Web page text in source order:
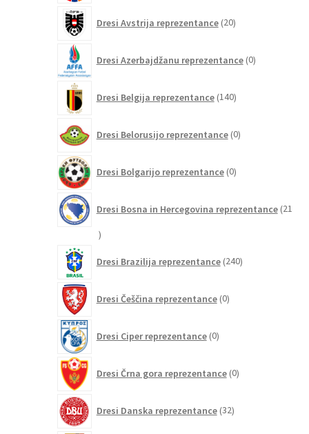
Dresi Avstrija reprezentance 20izdelkov
Dresi Azerbajdžanu reprezentance 0izdelkov
Dresi Belgija reprezentance 140izdelkov
Dresi Belorusijo reprezentance 0izdelkov
Dresi Bolgarijo reprezentance 0izdelkov
Dresi Bosna in Hercegovina reprezentance 21
21
Dresi Brazilija reprezentance 240izdelkov
Dresi Češčina reprezentance 0izdelkov
Dresi Ciper reprezentance 0izdelkov
Dresi Črna gora reprezentance 0izdelkov
Dresi Danska reprezentance 32izdelkov